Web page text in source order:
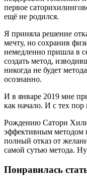
первое
ещё не родился.
Я приняла решение
мечту, но сохранив
немедленно пришла в
создать метод,
никогда не будет
осознанно.
И в январе 2019 мне
как начало. И с тех пор
Рождению Сатори
эффективным методом
полный отказ от
самой сутью метода.
Понравилась